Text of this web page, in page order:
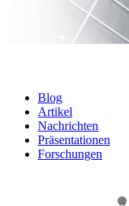
Blog
Artikel
Nachrichten
Präsentationen
Forschungen